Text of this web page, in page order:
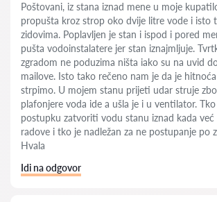
Poštovani, iz stana iznad mene u moje
propušta kroz strop oko dvije litre vode i isto
zidovima. Poplavljen je stan i ispod i pored
pušta vodoinstalatere jer stan iznajmljuje.
zgradom ne poduzima ništa iako su na uvid
mailove. Isto tako rečeno nam je da je
strpimo. U mojem stanu prijeti udar struje
plafonjere voda ide a ušla je i u ventilator.
postupku zatvoriti vodu stanu iznad kada već
radove i tko je nadležan za ne postupanje po
Hvala
Idi na odgovor